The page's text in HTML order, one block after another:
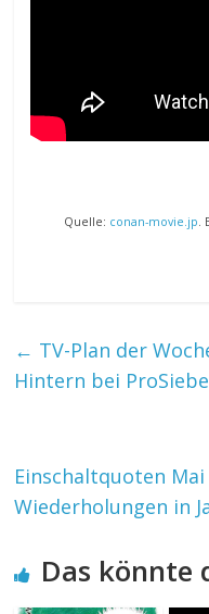
Quelle: conan-movie.jp.
← TV-Plan der
Hintern bei
Einschaltquoten
Wiederholungen in
Das könnte